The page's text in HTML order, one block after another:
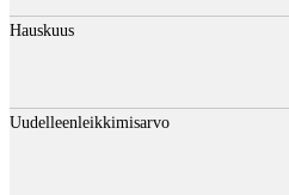
Hauskuus
Uudelleenleikkimisarvo